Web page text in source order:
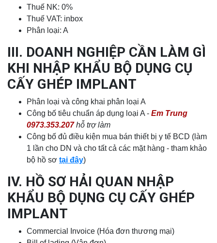
Thuế NK: 0%
Thuế VAT: inbox
Phân loại: A
III. DOANH NGHIỆP CẦN LÀM GÌ
KHI NHẬP KHẨU BỘ DỤNG CỤ
CẤY GHÉP IMPLANT
Phân loại và công khai phân loại A
Công bố tiêu chuẩn áp dụng loại A - Em Trung
0973.353.207hỗ trợ làm
Công bố đủ điều kiện mua bán thiết bị y tế BCD (làm
1 lần cho DN và cho tất cả các mặt hàng - tham khảo
bộ hồ sơ tại đây)
IV. HỒ SƠ HẢI QUAN NHẬP
KHẨU BỘ DỤNG CỤ CẤY GHÉP
IMPLANT
Commercial Invoice (Hóa đơn thương mại)